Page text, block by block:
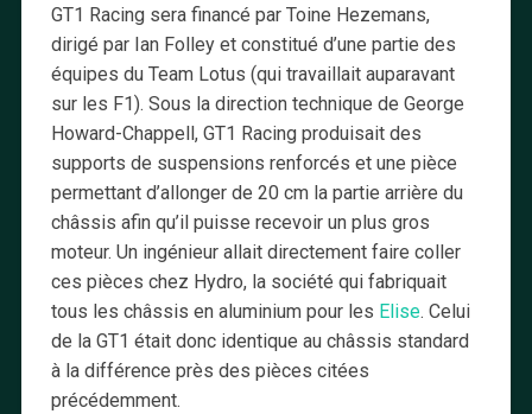
GT1 Racing sera financé par Toine Hezemans,
dirigé par Ian Folley et constitué d’une partie des
équipes du Team Lotus (qui travaillait auparavant
sur les F1). Sous la direction technique de George
Howard-Chappell, GT1 Racing produisait des
supports de suspensions renforcés et une pièce
permettant d’allonger de 20 cm la partie arrière du
châssis afin qu’il puisse recevoir un plus gros
moteur. Un ingénieur allait directement faire coller
ces pièces chez Hydro, la société qui fabriquait
tous les châssis en aluminium pour les Elise. Celui
de la GT1 était donc identique au châssis standard
à la différence près des pièces citées
précédemment.